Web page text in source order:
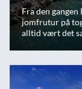
Fra den
jomfrutur på
alltid vært det